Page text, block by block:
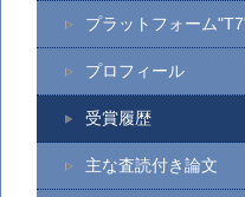
プラットフォーム
プロフィール
受賞履歴
主な査読付き論文